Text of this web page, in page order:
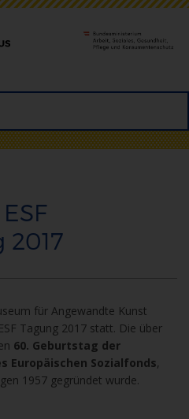
2017
für Angewandte Kunst
Tagung 2017 statt. Die über
60. Geburtstag der
Europäischen Sozialfonds,
1957 gegründet wurde.